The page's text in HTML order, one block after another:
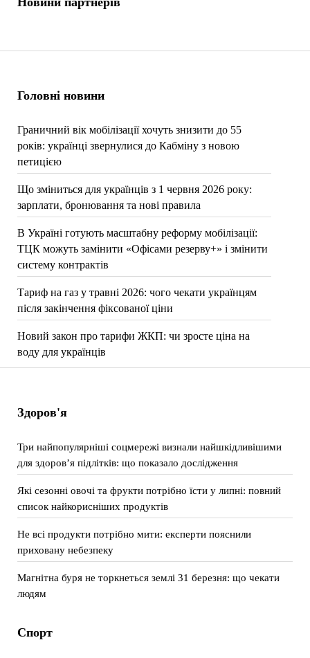
Головні новини
Граничний вік мобілізації хочуть знизити до 55
років: українці звернулися до Кабміну з новою
петицією
Що зміниться для українців з 1 червня 2026 року:
зарплати, бронювання та нові правила
В Україні готують масштабну реформу мобілізації:
ТЦК можуть замінити «Офісами резерву+» і змінити
систему контрактів
Тариф на газ у травні 2026: чого чекати українцям
після закінчення фіксованої ціни
Новий закон про тарифи ЖКП: чи зросте ціна на
воду для українців
Здоров'я
Три найпопулярніші соцмережі визнали найшкідливішими
для здоров’я підлітків: що показало дослідження
Які сезонні овочі та фрукти потрібно їсти у липні: повний
список найкорисніших продуктів
Не всі продукти потрібно мити: експерти пояснили
приховану небезпеку
Магнітна буря не торкнеться землі 31 березня: що чекати
людям
Спорт